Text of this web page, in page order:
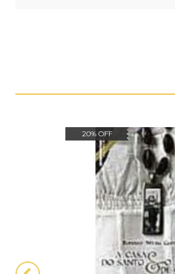
20% OFF